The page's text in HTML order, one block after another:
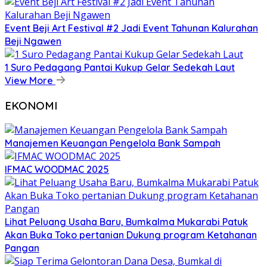
Event Beji Art Festival #2 Jadi Event Tahunan Kalurahan
Beji Ngawen
1 Suro Pedagang Pantai Kukup Gelar Sedekah Laut
View More
EKONOMI
Manajemen Keuangan Pengelola Bank Sampah
IFMAC WOODMAC 2025
Lihat Peluang Usaha Baru, Bumkalma Mukarabi Patuk
Akan Buka Toko pertanian Dukung program Ketahanan
Pangan